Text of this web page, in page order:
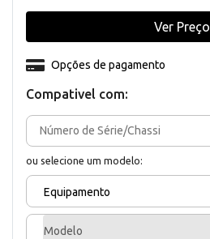
Compativel com:
ou selecione um modelo:
Equipamento
Modelo
Opções de pagamento
Ver Preço